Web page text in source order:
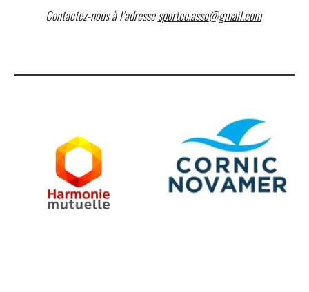
Contactez-nous à l’adressesportee.asso@gmail.com